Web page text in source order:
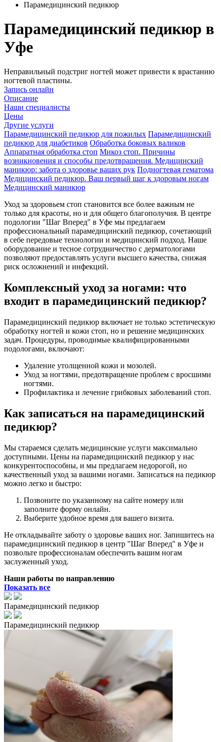
Парамедицинский педикюр
Парамедицинский педикюр в
Уфе
Неправильный подстриг ногтей может привести к врастанию
ногтевой пластины.
Запись онлайн
Описание
Наши специалисты
Цены
Другие услуги
Парамедицинский педикюр для пожилых Парамедицинский
педикюр для диабетиков Обработка боковых валиков
Аппаратная обработка стоп Микоз стоп. Причины
возникновения и способы предотвращения. Медицинский
маникюр: забота о здоровье ваших рук Подногтевая гематома
Медицинский педикюр. Ваш первый шаг к здоровым ногам
Медицинский маникюр
Уход за здоровьем стоп становится все более важным не
только для красоты, но и для общего благополучия. В центре
подологии "Шаг Вперед" в Уфе мы предлагаем
профессиональный парамедицинский педикюр, сочетающий
в себе передовые технологии и медицинский подход. Наше
оборудование и тесное сотрудничество с дерматологами
позволяют предоставлять услуги высшего качества, снижая
риск осложнений и инфекций.
Комплексный уход за ногами: что
входит в парамедицинский педикюр?
Парамедицинский педикюр включает не только эстетическую
обработку ногтей и кожи стоп, но и решение медицинских
задач. Процедуры, проводимые квалифицированными
подологами, включают:
Удаление утолщенной кожи и мозолей.
Уход за ногтями, предотвращение проблем с вросшими
ногтями.
Профилактика и лечение грибковых заболеваний стоп.
Как записаться на парамедицинский
педикюр?
Мы стараемся сделать медицинские услуги максимально
доступными. Цены на парамедицинский педикюр у нас
конкурентоспособны, и мы предлагаем недорогой, но
качественный уход за вашими ногами. Записаться на педикюр
можно легко и быстро:
Позвоните по указанному на сайте номеру или
заполните форму онлайн.
Выберите удобное время для вашего визита.
Не откладывайте заботу о здоровье ваших ног. Запишитесь на
парамедицинский педикюр в центр "Шаг Вперед" в Уфе и
позвольте профессионалам обеспечить вашим ногам
заслуженный уход.
Наши работы по направлению
Показать все
Парамедицинский педикюр
Парамедицинский педикюр